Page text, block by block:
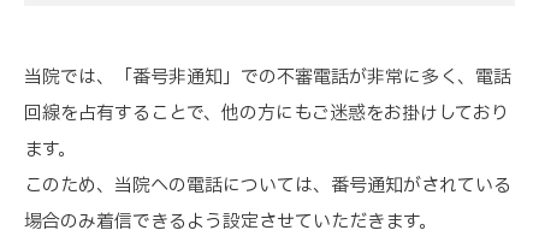
当院では、「番号非通知」での不審電話が非常に多く、電話
回線を占有することで、他の方にもご迷惑をお掛けしており
ます。
このため、当院への電話については、番号通知がされている
場合のみ着信できるよう設定させていただきます。